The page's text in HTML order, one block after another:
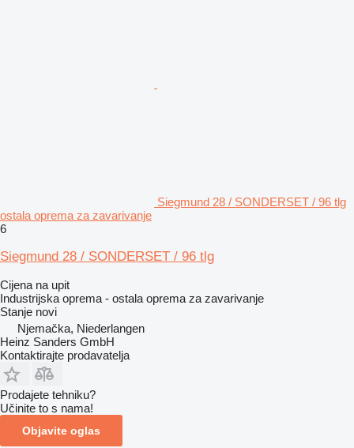
Siegmund 28 / SONDERSET / 96 tlg
ostala oprema za zavarivanje
6
Siegmund 28 / SONDERSET / 96 tlg
Cijena na upit
Industrijska oprema - ostala oprema za zavarivanje
Stanje novi
Njemačka, Niederlangen
Heinz Sanders GmbH
Kontaktirajte prodavatelja
Prodajete tehniku?
Učinite to s nama!
Objavite oglas